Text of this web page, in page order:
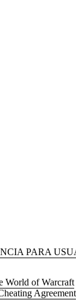
PARA
World of Warcraft
Agreement